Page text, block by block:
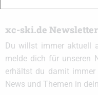
xc-ski.de
Du willst immer aktuell
melde dich für unseren
erhältst du damit
News und Themen in